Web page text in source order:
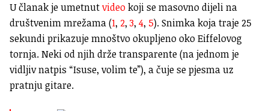
U članak je umetnutvideokoji se masovno dijeli na
društvenim mrežama (1, 2, 3, 4, 5). Snimka koja traje 25
sekundi prikazuje mnoštvo okupljeno oko Eiffelovog
tornja. Neki od njih drže transparente (na jednom je
vidljiv natpis “Isuse, volim te”), a čuje se pjesma uz
pratnju gitare.